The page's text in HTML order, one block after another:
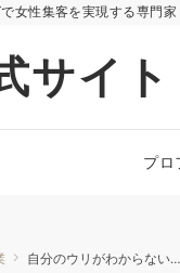
女性集客を実現する専門家
サイト
プロ
自分のウリがわからない